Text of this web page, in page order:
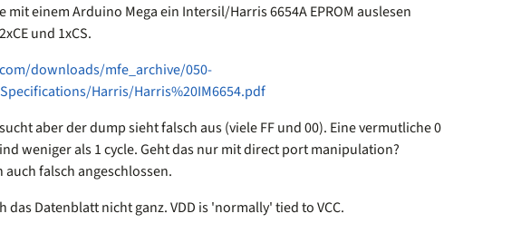
mit einem Arduino Mega ein Intersil/Harris 6654A EPROM auslesen
und 1xCS.
downloads/mfe_archive/050-
Harris/Harris%20IM6654.pdf
aber der dump sieht falsch aus (viele FF und 00). Eine vermutliche 0
weniger als 1 cycle. Geht das nur mit direct port manipulation?
auch falsch angeschlossen.
das Datenblatt nicht ganz. VDD is 'normally' tied to VCC.